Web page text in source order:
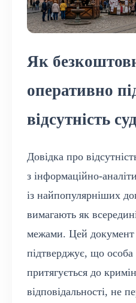
Як
оперативно
відсутність
Довідка про
з інформаційно-
із найпопулярніших
вимагають як
межами. Цей документ
підтверджує, що
притягується до
відповідальності, не